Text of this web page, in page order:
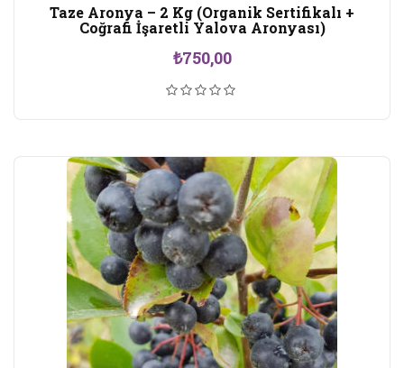
Taze Aronya – 2 Kg (Organik Sertifikalı +
Coğrafi İşaretli Yalova Aronyası)
₺750,00